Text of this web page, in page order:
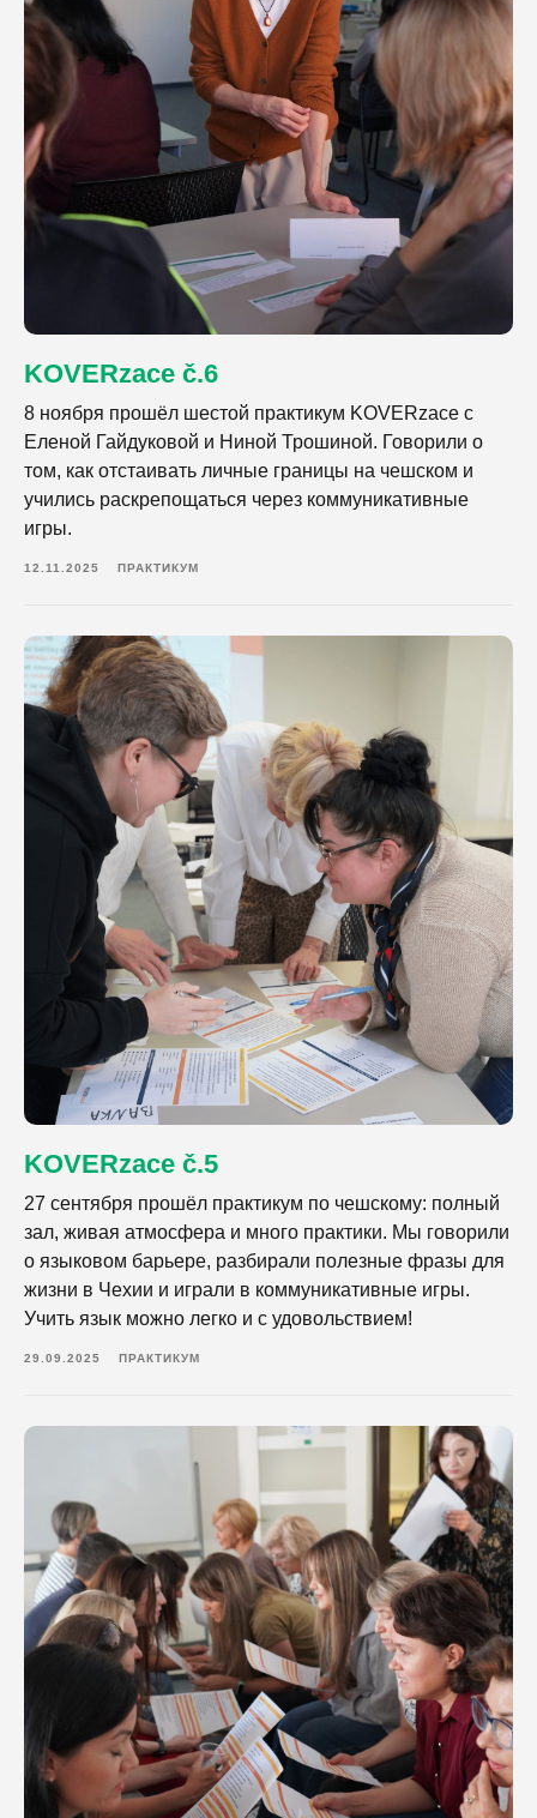
KOVERzace č.6
8 ноября прошёл шестой практикум KOVERzace с
Еленой Гайдуковой и Ниной Трошиной. Говорили о
том, как отстаивать личные границы на чешском и
учились раскрепощаться через коммуникативные
игры.
12.11.2025 ПРАКТИКУМ
KOVERzace č.5
27 сентября прошёл практикум по чешскому: полный
зал, живая атмосфера и много практики. Мы говорили
о языковом барьере, разбирали полезные фразы для
жизни в Чехии и играли в коммуникативные игры.
Учить язык можно легко и с удовольствием!
29.09.2025 ПРАКТИКУМ